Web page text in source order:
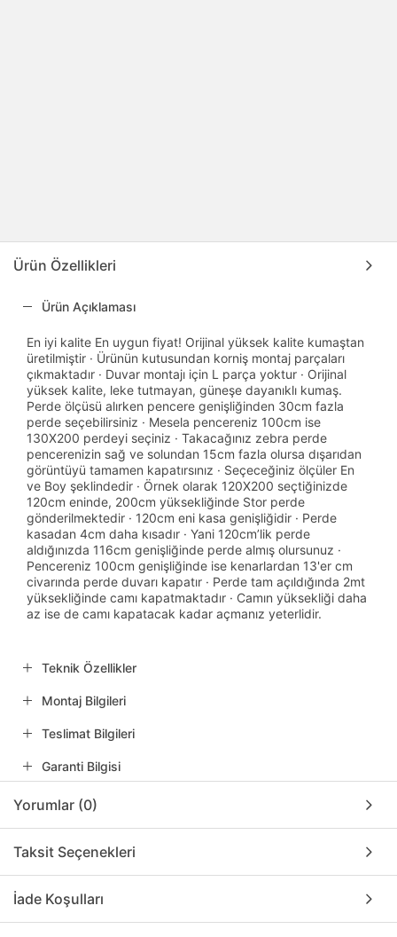
Ürün Özellikleri
Ürün Açıklaması
En iyi kalite En uygun fiyat! Orijinal yüksek kalite kumaştan
üretilmiştir · Ürünün kutusundan korniş montaj parçaları
çıkmaktadır · Duvar montajı için L parça yoktur · Orijinal
yüksek kalite, leke tutmayan, güneşe dayanıklı kumaş.
Perde ölçüsü alırken pencere genişliğinden 30cm fazla
perde seçebilirsiniz · Mesela pencereniz 100cm ise
130X200 perdeyi seçiniz · Takacağınız zebra perde
pencerenizin sağ ve solundan 15cm fazla olursa dışarıdan
görüntüyü tamamen kapatırsınız · Seçeceğiniz ölçüler En
ve Boy şeklindedir · Örnek olarak 120X200 seçtiğinizde
120cm eninde, 200cm yüksekliğinde Stor perde
gönderilmektedir · 120cm eni kasa genişliğidir · Perde
kasadan 4cm daha kısadır · Yani 120cm’lik perde
aldığınızda 116cm genişliğinde perde almış olursunuz ·
Pencereniz 100cm genişliğinde ise kenarlardan 13'er cm
civarında perde duvarı kapatır · Perde tam açıldığında 2mt
yüksekliğinde camı kapatmaktadır · Camın yüksekliği daha
az ise de camı kapatacak kadar açmanız yeterlidir.
Teknik Özellikler
Montaj Bilgileri
Teslimat Bilgileri
Garanti Bilgisi
Yorumlar (0)
Taksit Seçenekleri
İade Koşulları